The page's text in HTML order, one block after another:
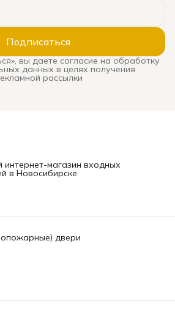
Подписаться
вы даете согласие на обработку
данных в целях получения
рассылки
магазин входных
в Новосибирске.
двери